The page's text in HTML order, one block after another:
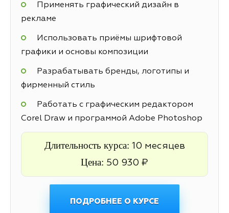
Применять графический дизайн в
рекламе
Использовать приёмы шрифтовой
графики и основы композиции
Разрабатывать бренды, логотипы и
фирменный стиль
Работать с графическим редактором
Corel Draw и программой Adobe Photoshop
Длительность курса: 10 месяцев
Цена: 50 930 ₽
ПОДРОБНЕЕ О КУРСЕ